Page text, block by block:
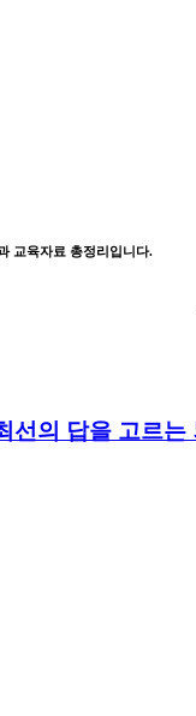
교육자료 총정리입니다.
선의 답을 고르는